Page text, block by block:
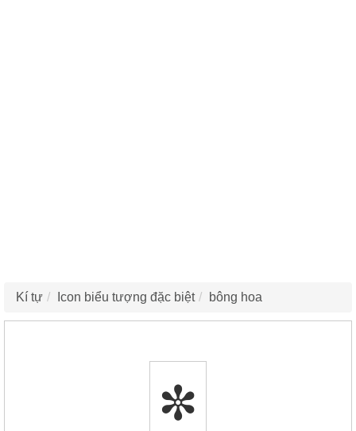
Kí tự Icon biểu tượng đặc biệt bông hoa
✼